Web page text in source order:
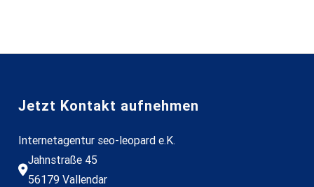
Jetzt Kontakt aufnehmen
Internetagentur seo-leopard e.K.

Jahnstraße 45
56179 Vallendar